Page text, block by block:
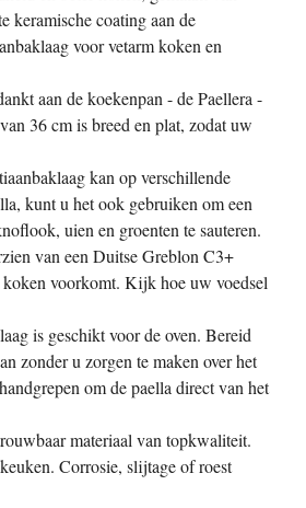
keramische coating aan de
voor vetarm koken en
aan de koekenpan - de Paellera -
36 cm is breed en plat, zodat uw
kan op verschillende
kunt u het ook gebruiken om een
uien en groenten te sauteren.
van een Duitse Greblon C3+
voorkomt. Kijk hoe uw voedsel
is geschikt voor de oven. Bereid
zonder u zorgen te maken over het
om de paella direct van het
materiaal van topkwaliteit.
Corrosie, slijtage of roest